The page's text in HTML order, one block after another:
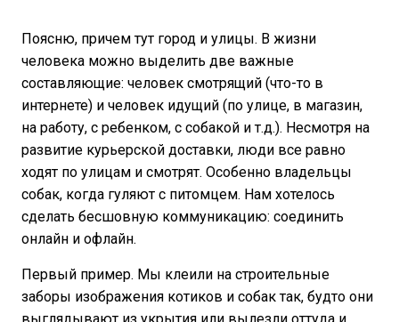
Поясню, причем тут город и улицы. В жизни
человека можно выделить две важные
составляющие: человек смотрящий (что-то в
интернете) и человек идущий (по улице, в магазин,
на работу, с ребенком, с собакой и т.д.). Несмотря на
развитие курьерской доставки, люди все равно
ходят по улицам и смотрят. Особенно владельцы
собак, когда гуляют с питомцем. Нам хотелось
сделать бесшовную коммуникацию: соединить
онлайн и офлайн.
Первый пример. Мы клеили на строительные
заборы изображения котиков и собак так, будто они